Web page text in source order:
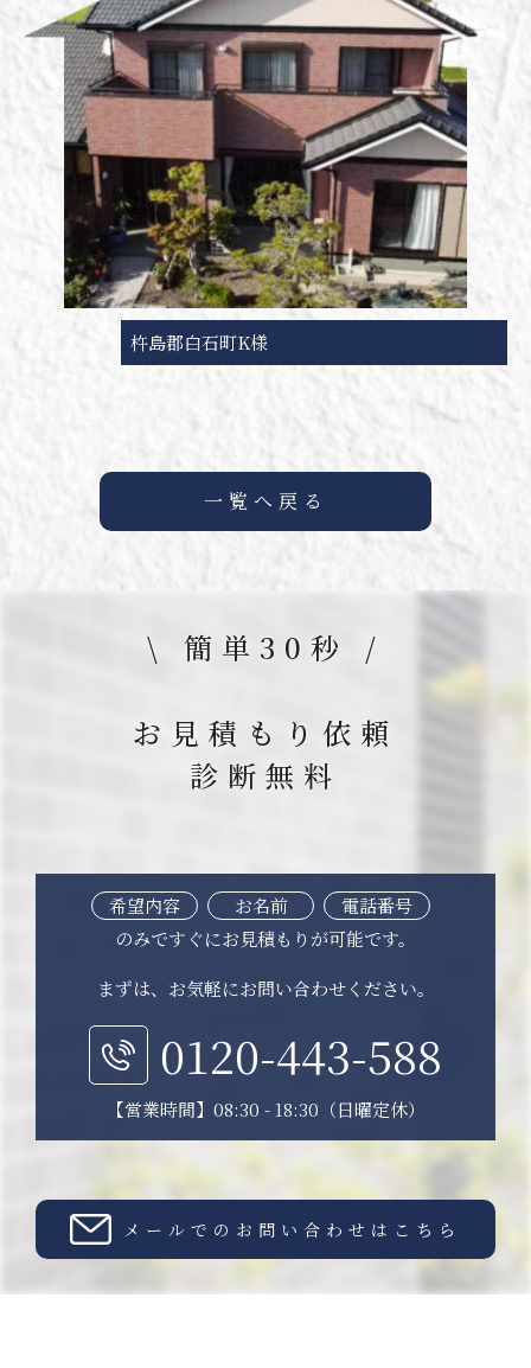
杵島郡白石町K様
一覧へ戻る
\ 簡単30秒 /
お見積もり依頼
診断無料
希望内容 お名前
電話番号
のみですぐにお見積もりが可能です。
まずは、お気軽にお問い合わせください。
0120-443-588
【営業時間】08:30 - 18:30（日曜定休）
メールでのお問い合わせはこちら